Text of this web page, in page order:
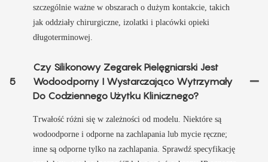
szczególnie ważne w obszarach o dużym kontakcie, takich
jak oddziały chirurgiczne, izolatki i placówki opieki
długoterminowej.
5
Czy Silikonowy Zegarek Pielęgniarski Jest
Wodoodporny I Wystarczająco Wytrzymały
Do ​​codziennego Użytku Klinicznego?
Trwałość różni się w zależności od modelu. Niektóre są
wodoodporne i odporne na zachlapania lub mycie ręczne;
inne są odporne tylko na zachlapania. Sprawdź specyfikację